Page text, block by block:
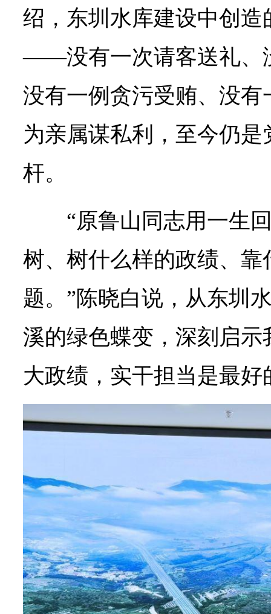
绍，东圳水库建设中创造
——没有一次请客送礼、
没有一例贪污受贿、没
为亲属谋私利，至今仍
杆。
“原鲁山同志用一生
树、树什么样的政绩、靠
题。”陈晓白说，从东圳
溪的绿色蝶变，深刻启
大政绩，实干担当是最好